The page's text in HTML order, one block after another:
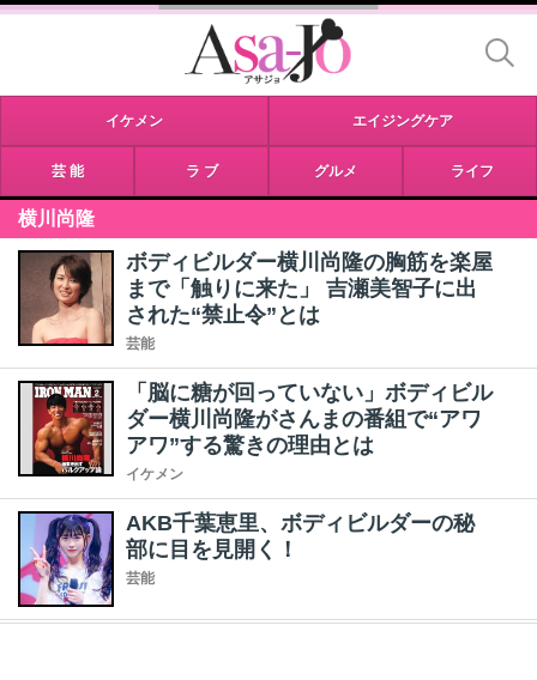
イケメン エイジングケア
芸 能 ラ ブ グルメ ライフ
横川尚隆
ボディビルダー横川尚隆の胸筋を楽屋
まで「触りに来た」 吉瀬美智子に出
された“禁止令”とは
芸能
「脳に糖が回っていない」ボディビル
ダー横川尚隆がさんまの番組で“アワ
アワ”する驚きの理由とは
イケメン
AKB千葉恵里、ボディビルダーの秘
部に目を見開く！
芸能